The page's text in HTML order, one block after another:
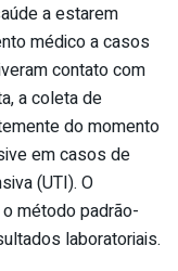
a estarem
médico a casos
contato com
a coleta de
do momento
em casos de
(UTI). O
método padrão-
laboratoriais.